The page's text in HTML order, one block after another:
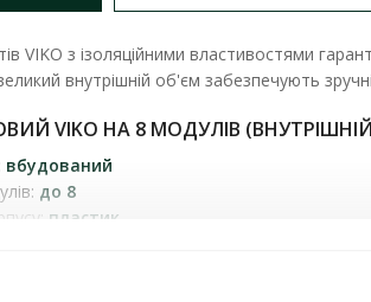
VIKO з ізоляційними властивостями
внутрішній об'єм забезпечують
VIKO НА 8 МОДУЛІВ
вбудований
до 8
пластик